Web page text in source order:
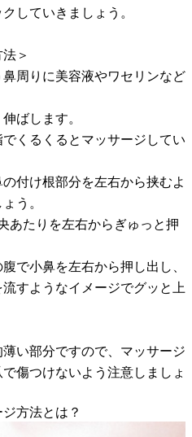
していきましょう。
＞
周りに美容液やワセリンなど
ばします。
くるくるとマッサージしてい
付け根部分を左右から挟むよ
う。
あたりを左右からぎゅっと押
で小鼻を左右から押し出し、
すようなイメージでグッと上
薄い部分ですので、マッサージ
傷つけないよう注意しましょ
方法とは？